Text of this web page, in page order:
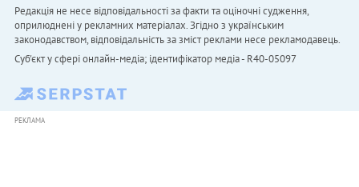
Редакція не несе відповідальності за факти та оціночні судження,
оприлюднені у рекламних матеріалах. Згідно з українським
законодавством, відповідальність за зміст реклами несе рекламодавець.
Cуб'єкт у сфері онлайн-медіа; ідентифікатор медіа - R40-05097
РЕКЛАМА